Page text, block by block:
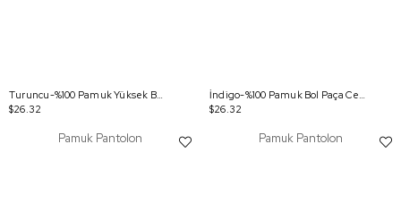
Turuncu-%100 Pamuk Yüksek Bel Bol Paça Pantolon
$26.32
İndigo-%100 Pamuk Bol Paça Cepli Pantolon
$26.32
Pamuk Pantolon Pamuk Pantolon